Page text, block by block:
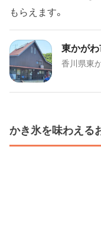
もらえます。
東かが
香川県東
かき氷を味わえる